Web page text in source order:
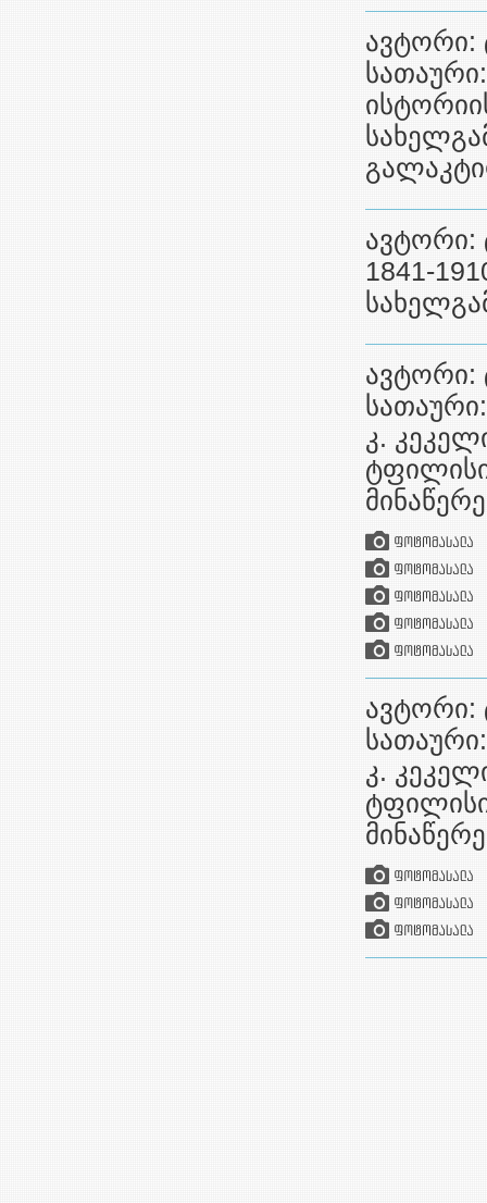
ავტორი:
ავტორი:
1841-
ავტორი:
კ.
ავტორი:
კ.